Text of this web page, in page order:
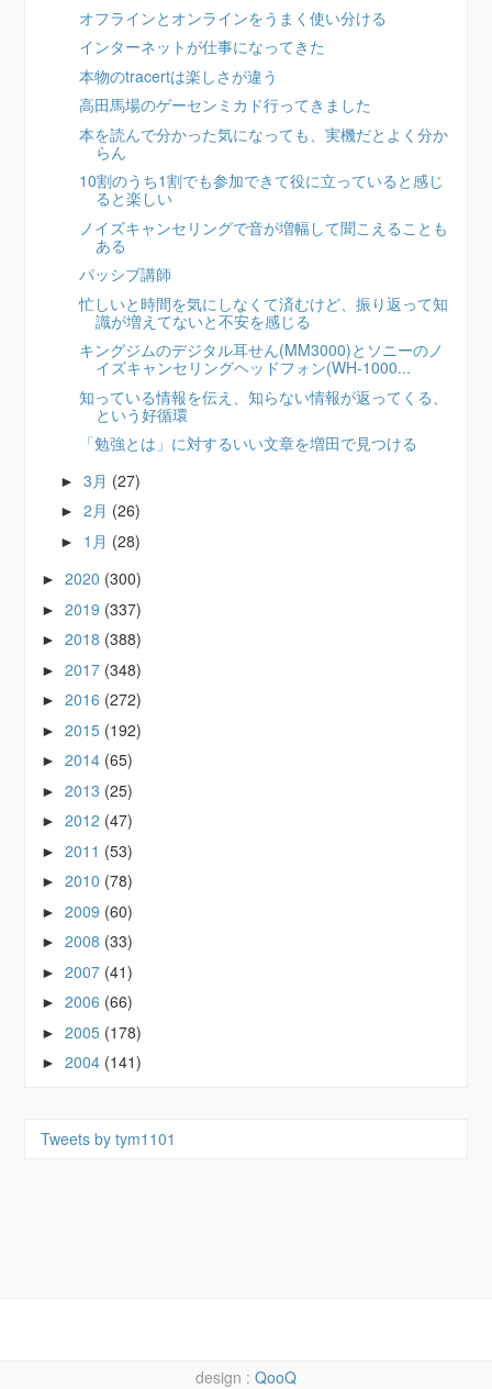
オフラインとオンラインをうまく使い分ける
インターネットが仕事になってきた
本物のtracertは楽しさが違う
高田馬場のゲーセンミカド行ってきました
本を読んで分かった気になっても、実機だとよく分か
らん
10割のうち1割でも参加できて役に立っていると感じ
ると楽しい
ノイズキャンセリングで音が増幅して聞こえることも
ある
パッシブ講師
忙しいと時間を気にしなくて済むけど、振り返って知
識が増えてないと不安を感じる
キングジムのデジタル耳せん(MM3000)とソニーのノ
イズキャンセリングヘッドフォン(WH-1000...
知っている情報を伝え、知らない情報が返ってくる、
という好循環
「勉強とは」に対するいい文章を増田で見つける
►3月 (27)
►2月 (26)
► 1月 (28)
►2020 (300)
►2019 (337)
►2018 (388)
►2017 (348)
►2016 (272)
►2015 (192)
►2014 (65)
►2013 (25)
►2012 (47)
►2011 (53)
►2010 (78)
►2009 (60)
►2008 (33)
►2007 (41)
►2006 (66)
►2005 (178)
►2004 (141)
Tweets by tym1101
QooQ